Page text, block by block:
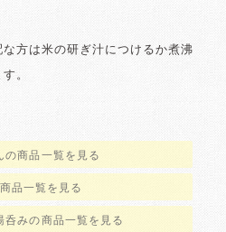
方は米の研ぎ汁につけるか煮沸
。
の商品一覧を見る
品一覧を見る
呑みの商品一覧を見る